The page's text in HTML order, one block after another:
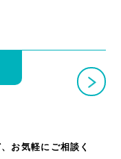
お気軽にご相談く